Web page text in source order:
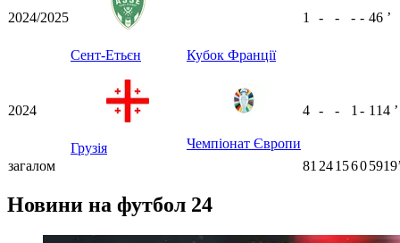
2024/2025
Сент-Етьєн Кубок Франції
1 - - - - 46 ʼ
2024
Грузія Чемпіонат Європи
4 - - 1 - 114 ʼ
загалом 81 241560
Новини на футбол 24